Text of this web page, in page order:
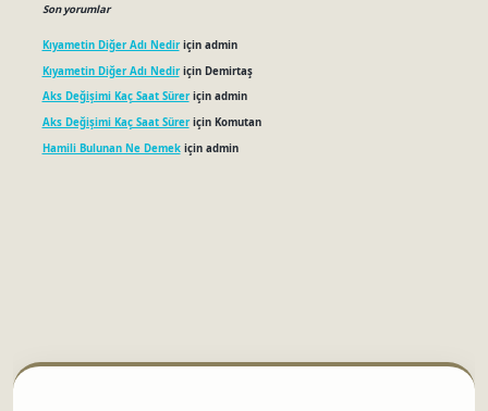
Son yorumlar
Kıyametin Diğer Adı Nediriçin admin
Kıyametin Diğer Adı Nediriçin Demirtaş
Aks Değişimi Kaç Saat Süreriçin admin
Aks Değişimi Kaç Saat Süreriçin Komutan
Hamili Bulunan Ne Demekiçin admin